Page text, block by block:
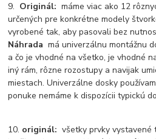
9. Originál: máme viac ako 12
určených pre konkrétne modely
vyrobené tak, aby pasovali bez
Náhrada má univerzálnu montážnu
a čo je vhodné na všetko, je vhodné
iný rám, rôzne rozostupy a navijak
miestach. Univerzálne dosky
ponuke nemáme k dispozícii typickú
10. originál: všetky prvky vystavené